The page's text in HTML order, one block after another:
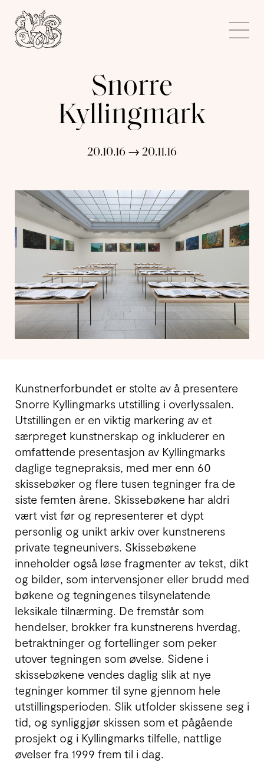
Kunstnerforbundet
Snorre
Kyllingmark
20.10.16 → 20.11.16
Kunstnerforbundet er stolte av å presentere
Snorre Kyllingmarks utstilling i overlyssalen.
Utstillingen er en viktig markering av et
særpreget kunstnerskap og inkluderer en
omfattende presentasjon av Kyllingmarks
daglige tegnepraksis, med mer enn 60
skissebøker og flere tusen tegninger fra de
siste femten årene. Skissebøkene har aldri
vært vist før og representerer et dypt
personlig og unikt arkiv over kunstnerens
private tegneunivers. Skissebøkene
inneholder også løse fragmenter av tekst, dikt
og bilder, som intervensjoner eller brudd med
bøkene og tegningenes tilsynelatende
leksikale tilnærming. De fremstår som
hendelser, brokker fra kunstnerens hverdag,
betraktninger og fortellinger som peker
utover tegningen som øvelse. Sidene i
skissebøkene vendes daglig slik at nye
tegninger kommer til syne gjennom hele
utstillingsperioden. Slik utfolder skissene seg i
tid, og synliggjør skissen som et pågående
prosjekt og i Kyllingmarks tilfelle, nattlige
øvelser fra 1999 frem til i dag.